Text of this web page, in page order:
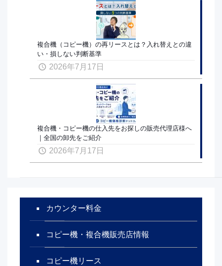
複合機（コピー機）の再リースとは？入れ替えとの違
い・損しない判断基準
2026年7月17日
複合機・コピー機の仕入先をお探しの販売代理店様へ
｜全国の卸先をご紹介
2026年7月17日
カウンター料金
コピー機・複合機販売店情報
コピー機リース